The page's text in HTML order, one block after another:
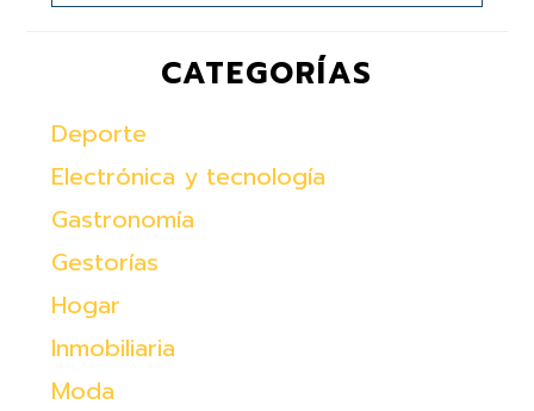
web
CATEGORÍAS
Deporte
Electrónica y tecnología
Gastronomía
Gestorías
Hogar
Inmobiliaria
Moda